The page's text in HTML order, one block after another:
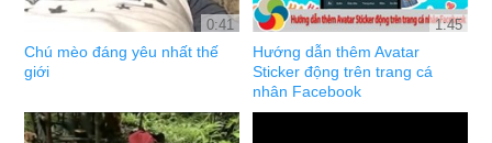
0:41
Chú mèo đáng yêu nhất thế
giới
1:45
Hướng dẫn thêm Avatar
Sticker động trên trang cá
nhân Facebook